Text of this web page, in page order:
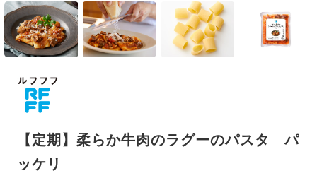
【定期】柔らか牛肉のラグーのパスタ パ
ッケリ